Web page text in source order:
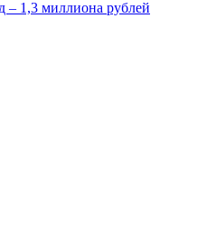
– 1,3 миллиона рублей